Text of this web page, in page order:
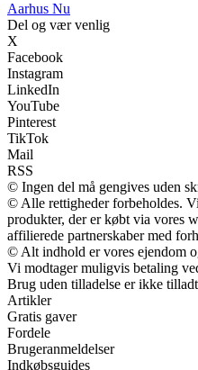
Aarhus Nu
Del og vær venlig
X
Facebook
Instagram
LinkedIn
YouTube
Pinterest
TikTok
Mail
RSS
© Ingen del må gengives uden
© Alle rettigheder forbeholdes.
produkter, der er købt via vores
affilierede partnerskaber med
© Alt indhold er vores ejendom
Vi modtager muligvis betaling
Brug uden tilladelse er ikke
Artikler
Gratis gaver
Fordele
Brugeranmeldelser
Indkøbsguides